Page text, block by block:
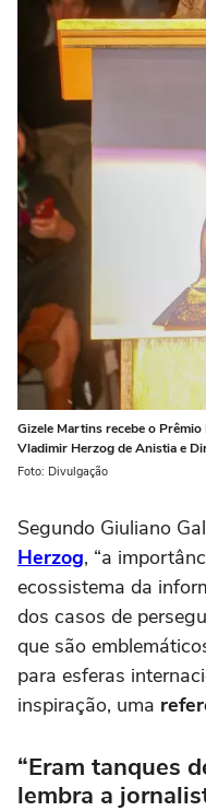
Gizele Martins recebe o
Vladimir Herzog de Anistia e
Foto: Divulgação
Segundo Giuliano
Herzog, “a
ecossistema da
dos casos de
que são
para esferas
inspiração, uma
“Eram tanques
lembra a